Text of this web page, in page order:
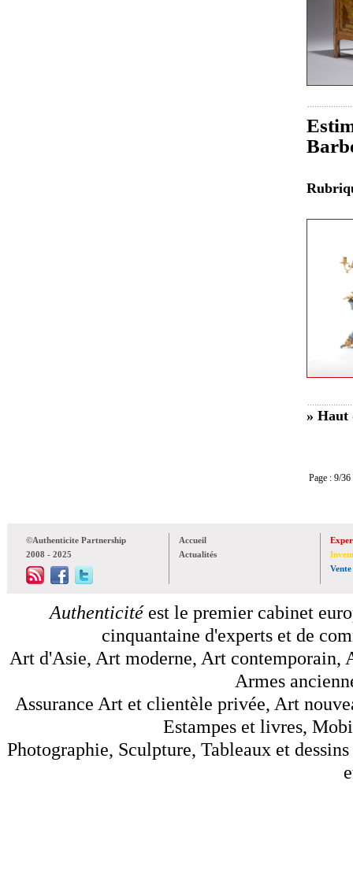
» Haut
Page : 9/
©Authenticite Partnership
2008 - 2025
Accueil
Actualités
Vente
Authenticitéest le premier cabinet
cinquantaine d'experts et de
Art d'Asie, Art moderne, Art contemporain,
Armes
Assurance Art et clientèle privée, Art
Estampes et livres,
Photographie, Sculpture, Tableaux et